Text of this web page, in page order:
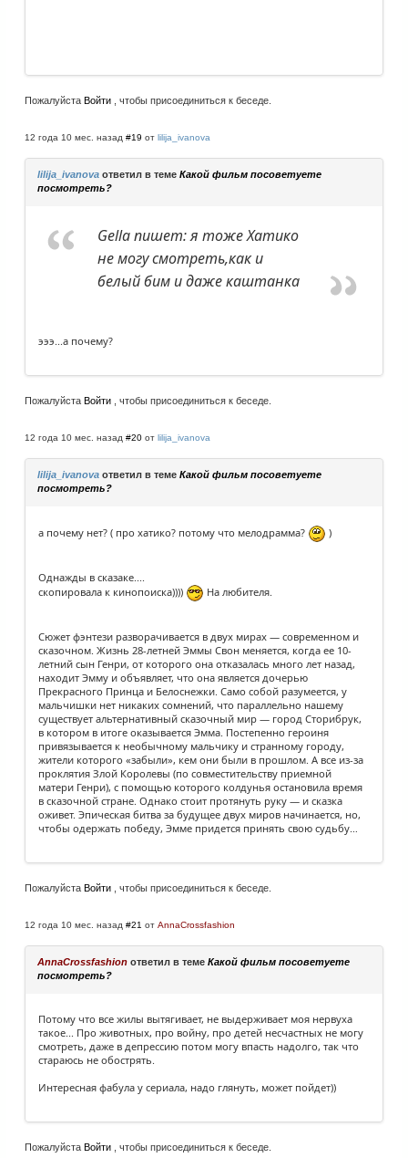
Пожалуйста Войти , чтобы присоединиться к беседе.
12 года 10 мес. назад #19 от lilija_ivanova
lilija_ivanova ответил в теме Какой фильм посоветуете
посмотреть?
Gella пишет: я тоже Хатико
не могу смотреть,как и
белый бим и даже каштанка
эээ...а почему?
Пожалуйста Войти , чтобы присоединиться к беседе.
12 года 10 мес. назад #20 от lilija_ivanova
lilija_ivanova ответил в теме Какой фильм посоветуете
посмотреть?
а почему нет? ( про хатико? потому что мелодрамма? )
Однажды в сказаке....
скопировала к кинопоиска))))
На любителя.
Сюжет фэнтези разворачивается в двух мирах — современном и
сказочном. Жизнь 28-летней Эммы Свон меняется, когда ее 10-
летний сын Генри, от которого она отказалась много лет назад,
находит Эмму и объявляет, что она является дочерью
Прекрасного Принца и Белоснежки. Само собой разумеется, у
мальчишки нет никаких сомнений, что параллельно нашему
существует альтернативный сказочный мир — город Сторибрук,
в котором в итоге оказывается Эмма. Постепенно героиня
привязывается к необычному мальчику и странному городу,
жители которого «забыли», кем они были в прошлом. А все из-за
проклятия Злой Королевы (по совместительству приемной
матери Генри), с помощью которого колдунья остановила время
в сказочной стране. Однако стоит протянуть руку — и сказка
оживет. Эпическая битва за будущее двух миров начинается, но,
чтобы одержать победу, Эмме придется принять свою судьбу…
Пожалуйста Войти , чтобы присоединиться к беседе.
12 года 10 мес. назад #21 от AnnaCrossfashion
AnnaCrossfashion ответил в теме Какой фильм посоветуете
посмотреть?
Потому что все жилы вытягивает, не выдерживает моя нервуха
такое... Про животных, про войну, про детей несчастных не могу
смотреть, даже в депрессию потом могу впасть надолго, так что
стараюсь не обострять.
Интересная фабула у сериала, надо глянуть, может пойдет))
Пожалуйста Войти , чтобы присоединиться к беседе.